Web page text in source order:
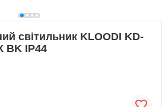
світильник KLOODI KD-
BK IP44